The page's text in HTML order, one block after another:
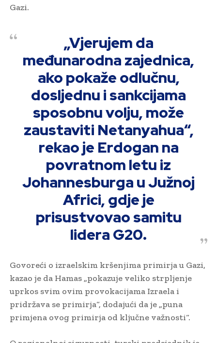
Gazi.
„Vjerujem da
međunarodna zajednica,
ako pokaže odlučnu,
dosljednu i sankcijama
sposobnu volju, može
zaustaviti Netanyahua“,
rekao je Erdogan na
povratnom letu iz
Johannesburga u Južnoj
Africi, gdje je
prisustvovao samitu
lidera G20.
Govoreći o izraelskim kršenjima primirja u Gazi,
kazao je da Hamas „pokazuje veliko strpljenje
uprkos svim ovim provokacijama Izraela i
pridržava se primirja“, dodajući da je „puna
primjena ovog primirja od ključne važnosti“.